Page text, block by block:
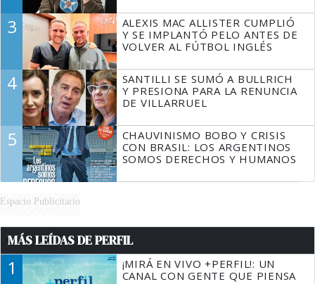
3
ALEXIS MAC ALLISTER CUMPLIÓ
Y SE IMPLANTÓ PELO ANTES DE
VOLVER AL FÚTBOL INGLÉS
4
SANTILLI SE SUMÓ A BULLRICH
Y PRESIONA PARA LA RENUNCIA
DE VILLARRUEL
5
CHAUVINISMO BOBO Y CRISIS
CON BRASIL: LOS ARGENTINOS
SOMOS DERECHOS Y HUMANOS
Espacio Publicitario
MÁS LEÍDAS DE PERFIL
1
¡MIRÁ EN VIVO +PERFIL!: UN
CANAL CON GENTE QUE PIENSA